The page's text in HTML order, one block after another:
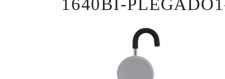
1640BI-